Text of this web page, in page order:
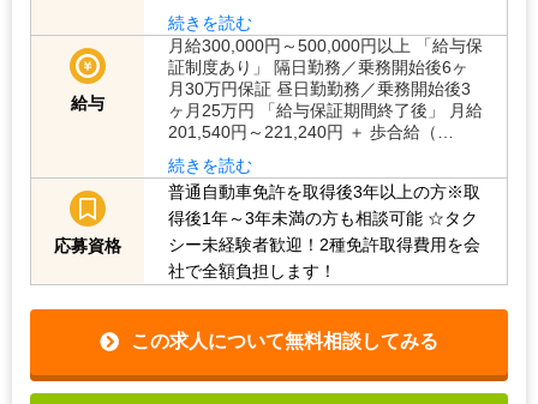
続きを読む
給与
月給300,000円～500,000円以上 「給与保
証制度あり」 隔日勤務／乗務開始後6ヶ
月30万円保証 昼日勤勤務／乗務開始後3
ヶ月25万円 「給与保証期間終了後」 月給
201,540円～221,240円 ＋ 歩合給（…
続きを読む
応募資格
普通自動車免許を取得後3年以上の方※取
得後1年～3年未満の方も相談可能 ☆タク
シー未経験者歓迎！2種免許取得費用を会
社で全額負担します！
この求人について無料相談してみる